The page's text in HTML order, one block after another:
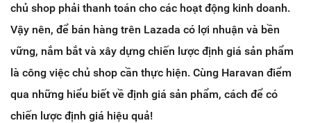
chủ shop phải thanh toán cho các hoạt động kinh doanh.
Vậy nên, để bán hàng trên Lazada có lợi nhuận và bền
vững, nắm bắt và xây dựng chiến lược định giá sản phẩm
là công việc chủ shop cần thực hiện. Cùng Haravan điểm
qua những hiểu biết về định giá sản phẩm, cách để có
chiến lược định giá hiệu quả!